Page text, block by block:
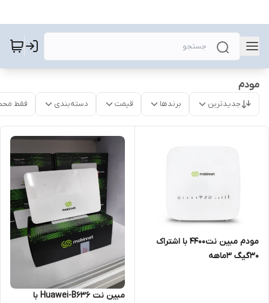
مودم
جدیدترین برندها قیمت دسته‌بندی فقط
مودم مبین نت4400 با اشتراک
30گیگ ۳ماهه
مبین نت Huawei-B636 با